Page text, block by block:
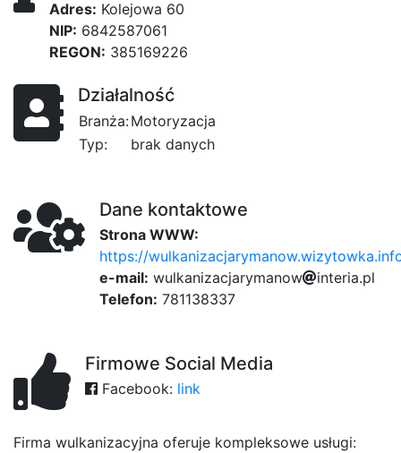
Adres: Kolejowa 60
NIP: 6842587061
REGON: 385169226
Działalność
Branża:Motoryzacja
Typ:
brak danych
Dane kontaktowe
Strona WWW:
https://
e-mail: wulkc
anizacjar8ad
ymanow in2
te
er8f
ia.pl
Telefon: 781138337
Firmowe Social Media
Facebook: link
Firma wulkanizacyjna oferuje kompleksowe usługi: